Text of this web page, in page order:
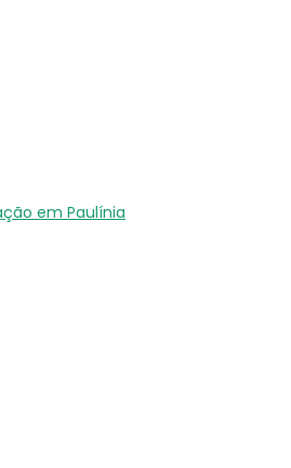
em Paulínia